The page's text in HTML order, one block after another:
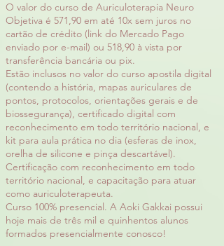
O valor do curso de Auriculoterapia Neuro
Objetiva é 571,90 em até 10x sem juros no
cartão de crédito (link do Mercado Pago
enviado por e-mail) ou 518,90 à vista por
transferência bancária ou pix.
Estão inclusos no valor do curso apostila digital
(contendo a história, mapas auriculares de
pontos, protocolos, orientações gerais e de
biossegurança), certificado digital com
reconhecimento em todo território nacional, e
kit para aula prática no dia (esferas de inox,
orelha de silicone e pinça descartável).
Certificação com reconhecimento em todo
território nacional, e capacitação para atuar
como auriculoterapeuta.
Curso 100% presencial. A Aoki Gakkai possui
hoje mais de três mil e quinhentos alunos
formados presencialmente conosco!